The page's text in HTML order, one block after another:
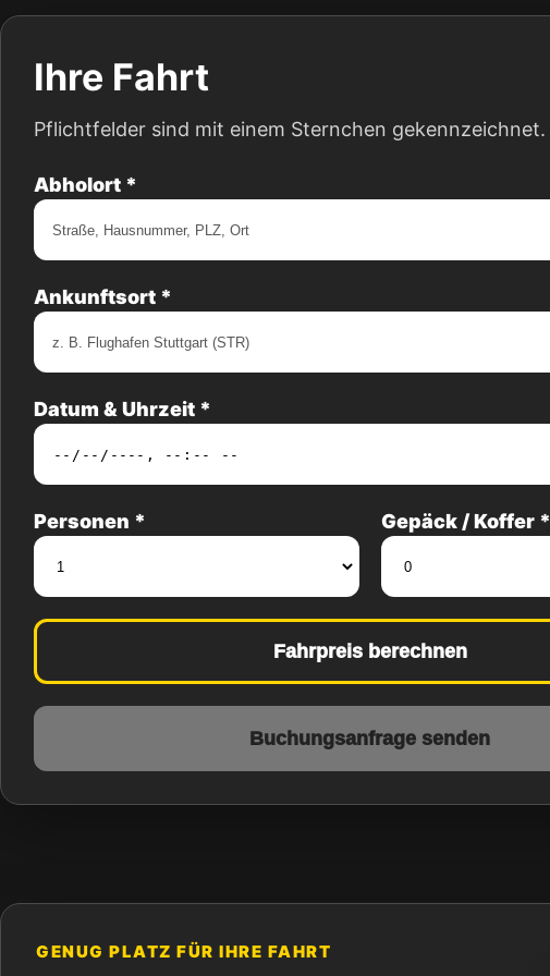
Ihre Fahrt
Pflichtfelder sind mit einem Sternchen gekennzeichnet.
Abholort *
Ankunftsort *
Datum & Uhrzeit *
Personen * Gepäck / Koffer *
Fahrpreis berechnen
Buchungsanfrage senden
GENUG PLATZ FÜR IHRE FAHRT